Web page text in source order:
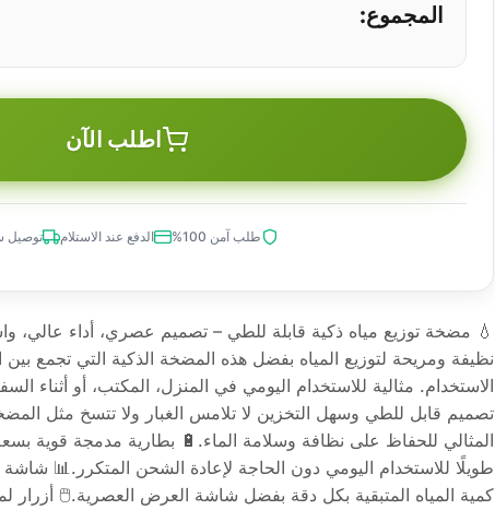
المجموع:
اطلب الآن
طلب آمن 100% الدفع عند الاستلام توصيل
💧 مضخة توزيع مياه ذكية قابلة للطي – تصميم عصري، أداء عالي،
نظيفة ومريحة لتوزيع المياه بفضل هذه المضخة الذكية التي تجمع بين
الاستخدام. مثالية للاستخدام اليومي في المنزل، المكتب، أو أثناء
تصميم قابل للطي وسهل التخزين لا تلامس الغبار ولا تتسخ مثل
طويلًا للاستخدام اليومي دون الحاجة لإعادة الشحن المتكرر.📊
كمية المياه المتبقية بكل دقة بفضل شاشة العرض العصرية.🖱️ أزرار